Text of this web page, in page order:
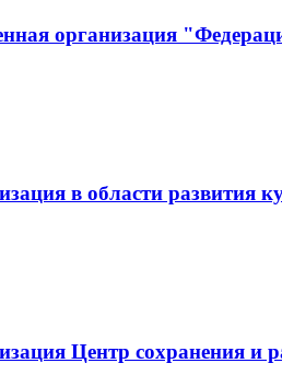
организация
в области развития
Центр сохранения и